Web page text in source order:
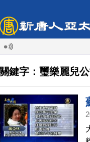
關鍵字：璽樂麗兒公